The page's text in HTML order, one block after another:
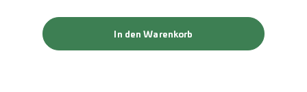
In den Warenkorb